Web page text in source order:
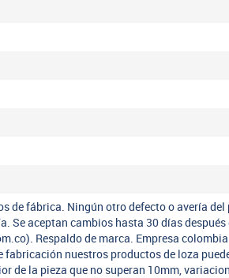
de fábrica. Ningún otro defecto o avería del
Se aceptan cambios hasta 30 días después
Respaldo de marca. Empresa
fabricación nuestros productos de loza
de la pieza que no superan 10mm,